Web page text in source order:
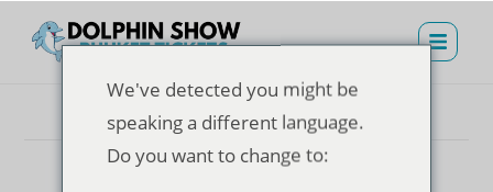
We've detected you might be
speaking a different language.
Do you want to change to: